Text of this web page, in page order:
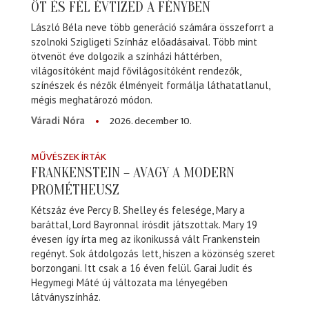
ÖT ÉS FÉL ÉVTIZED A FÉNYBEN
László Béla neve több generáció számára összeforrt a
szolnoki Szigligeti Színház előadásaival. Több mint
ötvenöt éve dolgozik a színházi háttérben,
világosítóként majd fővilágosítóként rendezők,
színészek és nézők élményeit formálja láthatatlanul,
mégis meghatározó módon.
Váradi Nóra
2026. december 10.
MŰVÉSZEK ÍRTÁK
FRANKENSTEIN – AVAGY A MODERN
PROMÉTHEUSZ
Kétszáz éve Percy B. Shelley és felesége, Mary a
baráttal, Lord Bayronnal írósdit játszottak. Mary 19
évesen így írta meg az ikonikussá vált Frankenstein
regényt. Sok átdolgozás lett, hiszen a közönség szeret
borzongani. Itt csak a 16 éven felül. Garai Judit és
Hegymegi Máté új változata ma lényegében
látványszínház.